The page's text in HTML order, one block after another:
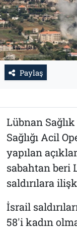
Paylaş
Lübnan
Sağlığı Acil
yapılan
sabahtan beri
saldırılara
İsrail
58'i kadın
Künye